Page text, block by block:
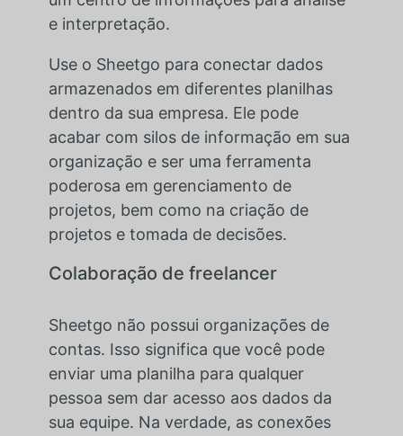
e interpretação.
Use o Sheetgo para conectar dados
armazenados em diferentes planilhas
dentro da sua empresa. Ele pode
acabar com silos de informação em sua
organização e ser uma ferramenta
poderosa em gerenciamento de
projetos, bem como na criação de
projetos e tomada de decisões.
Colaboração de freelancer
Sheetgo não possui organizações de
contas. Isso significa que você pode
enviar uma planilha para qualquer
pessoa sem dar acesso aos dados da
sua equipe. Na verdade, as conexões